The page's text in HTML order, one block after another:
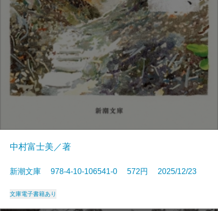
中村富士美／著
新潮文庫 978-4-10-106541-0 572円 2025/12/23
文庫電子書籍あり